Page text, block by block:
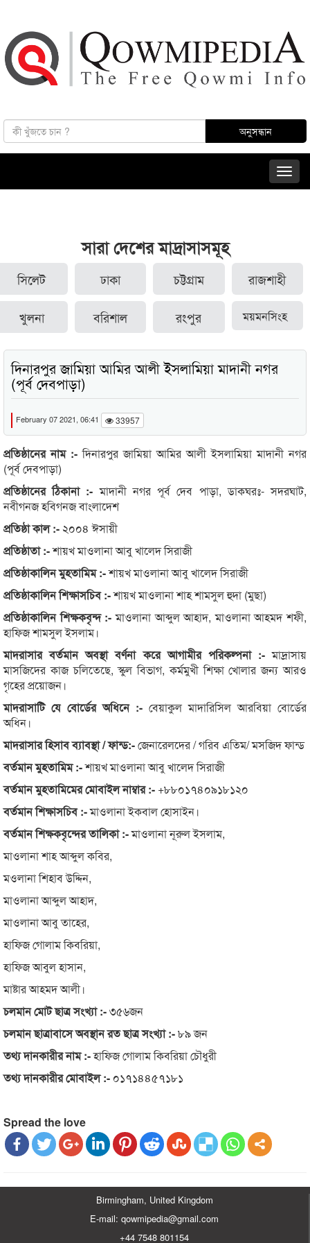
সারা দেশের মাদ্রাসাসমূহ
সিলেট ঢাকা চট্টগ্রাম রাজশাহী
খুলনা বরিশাল রংপুর ময়মনসিংহ
দিনারপুর জামিয়া আমির আলী ইসলামিয়া মাদানী নগর
(পূর্ব দেবপাড়া)
February 07 2021, 06:41 33957
প্রতিষ্ঠানের নাম :-দিনারপুর জামিয়া আমির আলী ইসলামিয়া মাদানী নগর
(পূর্ব দেবপাড়া)
প্রতিষ্ঠানের ঠিকানা :-মাদানী নগর পূর্ব দেব পাড়া, ডাকঘরঃ- সদরঘাট,
নবীগনজ হবিগনজ বাংলাদেশ
প্রতিষ্ঠা কাল :- ২০০৪ ঈসায়ী
প্রতিষ্ঠাতা :-শায়খ মাওলানা আবু খালেদ সিরাজী
প্রতিষ্ঠাকালিন মুহতামিম :-শায়খ মাওলানা আবু খালেদ সিরাজী
প্রতিষ্ঠাকালিন শিক্ষাসচিব :-শায়খ মাওলানা শাহ শামসুল হুদা (মুছা)
প্রতিষ্ঠাকালিন শিক্ষকবৃন্দ :-মাওলানা আব্দুল আহাদ, মাওলানা আহমদ শফী,
হাফিজ শামসুল ইসলাম।
মাদরাসার বর্তমান অবস্থা বর্ণনা করে আগামীর পরিকল্পনা :-মাদ্রাসায়
মাসজিদের কাজ চলিতেছে, স্কুল বিভাগ, কর্মমুখী শিক্ষা খোলার জন্য আরও
গৃহের প্রয়োজন।
মাদরাসাটি যে বোর্ডের অধিনে :- বেয়াকুল মাদারিসিল আরবিয়া বোর্ডের
অধিন।
মাদরাসার হিসাব ব্যাবস্থা / ফান্ড:-জেনারেলদের / গরিব এতিম/ মসজিদ ফান্ড
বর্তমান মুহতামিম :-শায়খ মাওলানা আবু খালেদ সিরাজী
বর্তমান মুহতামিমের মোবাইল নাম্বার :- +৮৮০১৭৪০৯১৮১২০
বর্তমান শিক্ষাসচিব :-মাওলানা ইকবাল হোসাইন।
বর্তমান শিক্ষকবৃন্দের তালিকা :-মাওলানা নূরুল ইসলাম,
মাওলানা শাহ আব্দুল কবির,
মওলানা শিহাব উদ্দিন,
মাওলানা আব্দুল আহাদ,
মাওলানা আবু তাহের,
হাফিজ গোলাম কিবরিয়া,
হাফিজ আবুল হাসান,
মাষ্টার আহমদ আলী।
চলমান মোট ছাত্র সংখ্যা :-৩৫৬জন
চলমান ছাত্রাবাসে অবস্থান রত ছাত্র সংখ্যা :-৮৯ জন
তথ্য দানকারীর নাম :-হাফিজ গোলাম কিবরিয়া চৌধুরী
তথ্য দানকারীর মোবাইল :- ০১৭১৪৪৫৭১৮১
Spread the love
Birmingham, United Kingdom
E-mail: qowmipedia@gmail.com
+44 7548 801154